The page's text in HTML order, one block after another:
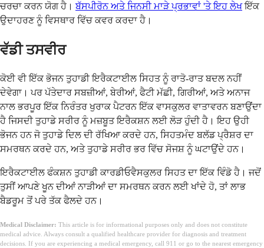
ਚਰਚਾ ਕਰਨ ਯੋਗ ਹੈ।ਬੱਸਪੀਰੋਨ ਅਤੇ ਜਿਨਸੀ ਮਾੜੇ ਪ੍ਰਭਾਵਾਂ 'ਤੇ ਇਹ ਲੇਖਇੱਕ
ਉਦਾਹਰਣ ਨੂੰ ਵਿਸਥਾਰ ਵਿੱਚ ਕਵਰ ਕਰਦਾ ਹੈ।
ਵੱਡੀ ਤਸਵੀਰ
ਕੋਈ ਵੀ ਇੱਕ ਭੋਜਨ ਤੁਹਾਡੀ ਇਰੈਕਟਾਈਲ ਸਿਹਤ ਨੂੰ ਰਾਤੋ-ਰਾਤ ਬਦਲ ਨਹੀਂ
ਦੇਵੇਗਾ। ਪਰ ਪੱਤੇਦਾਰ ਸਬਜ਼ੀਆਂ, ਬੇਰੀਆਂ, ਫੈਟੀ ਮੱਛੀ, ਗਿਰੀਆਂ, ਅਤੇ ਅਨਾਜ
ਨਾਲ ਭਰਪੂਰ ਇੱਕ ਨਿਰੰਤਰ ਖੁਰਾਕ ਪੈਟਰਨ ਇੱਕ ਵਾਸਕੁਲਰ ਵਾਤਾਵਰਨ ਬਣਾਉਂਦਾ
ਹੈ ਜਿਸਦੀ ਤੁਹਾਡੇ ਸਰੀਰ ਨੂੰ ਮਜ਼ਬੂਤ ​​ਇਰੈਕਸ਼ਨ ਲਈ ਲੋੜ ਹੁੰਦੀ ਹੈ। ਇਹ ਉਹੀ
ਭੋਜਨ ਹਨ ਜੋ ਤੁਹਾਡੇ ਦਿਲ ਦੀ ਰੱਖਿਆ ਕਰਦੇ ਹਨ, ਸਿਹਤਮੰਦ ਬਲੱਡ ਪ੍ਰੈਸ਼ਰ ਦਾ
ਸਮਰਥਨ ਕਰਦੇ ਹਨ, ਅਤੇ ਤੁਹਾਡੇ ਸਰੀਰ ਭਰ ਵਿੱਚ ਸੋਜਸ਼ ਨੂੰ ਘਟਾਉਂਦੇ ਹਨ।
ਇਰੈਕਟਾਈਲ ਫੰਕਸ਼ਨ ਤੁਹਾਡੀ ਕਾਰਡੀਓਵੈਸਕੁਲਰ ਸਿਹਤ ਦਾ ਇੱਕ ਵਿੰਡੋ ਹੈ। ਜਦੋਂ
ਤੁਸੀਂ ਆਪਣੇ ਖੂਨ ਦੀਆਂ ਨਾੜੀਆਂ ਦਾ ਸਮਰਥਨ ਕਰਨ ਲਈ ਖਾਂਦੇ ਹੋ, ਤਾਂ ਲਾਭ
ਬੈਡਰੂਮ ਤੋਂ ਪਰੇ ਤੱਕ ਫੈਲਦੇ ਹਨ।
Medical Disclaimer: This article is for informational purposes only and does not constitute
medical advice. Always consult a qualified healthcare provider for diagnosis and treatment
decisions. If you are experiencing a medical emergency, call 911 or go to the nearest emergency